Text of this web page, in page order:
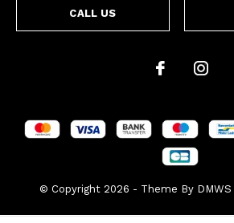
CALL US
© Copyright 2026 - Theme By DMWS